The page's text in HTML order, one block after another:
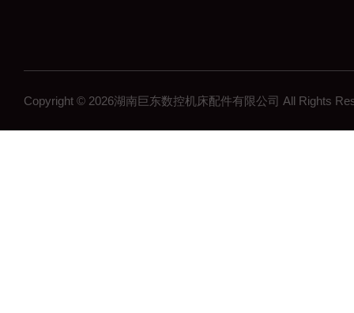
Copyright © 2026湖南巨东数控机床配件有限公司 All Rights